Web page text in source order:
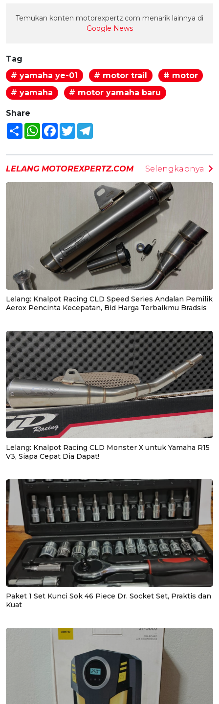
Temukan konten motorexpertz.com menarik lainnya di
Google News
Tag
# yamaha ye-01
# motor trail
# motor
# yamaha
# motor yamaha baru
Share
Share WhatsAppFacebook
Twitter
LELANG MOTOREXPERTZ.COM Selengkapnya
Lelang: Knalpot Racing CLD Speed Series Andalan Pemilik
Aerox Pencinta Kecepatan, Bid Harga Terbaikmu Bradsis
Lelang: Knalpot Racing CLD Monster X untuk Yamaha R15
V3, Siapa Cepat Dia Dapat!
Paket 1 Set Kunci Sok 46 Piece Dr. Socket Set, Praktis dan
Kuat